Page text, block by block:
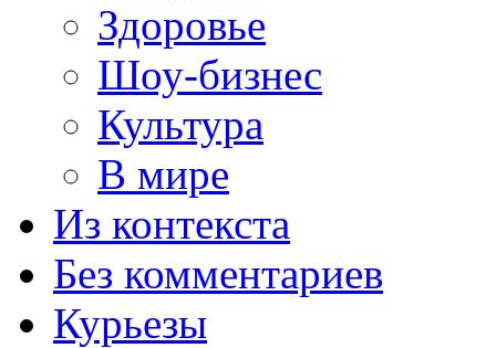
Здоровье
Шоу-бизнес
Культура
В мире
Из контекста
Без комментариев
Курьезы